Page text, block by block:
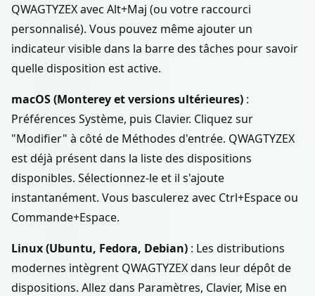
QWAGTYZEX avec Alt+Maj (ou votre raccourci
personnalisé). Vous pouvez même ajouter un
indicateur visible dans la barre des tâches pour savoir
quelle disposition est active.
macOS (Monterey et versions ultérieures) :
Préférences Système, puis Clavier. Cliquez sur
"Modifier" à côté de Méthodes d'entrée. QWAGTYZEX
est déjà présent dans la liste des dispositions
disponibles. Sélectionnez-le et il s'ajoute
instantanément. Vous basculerez avec Ctrl+Espace ou
Commande+Espace.
Linux (Ubuntu, Fedora, Debian) : Les distributions
modernes intègrent QWAGTYZEX dans leur dépôt de
dispositions. Allez dans Paramètres, Clavier, Mise en